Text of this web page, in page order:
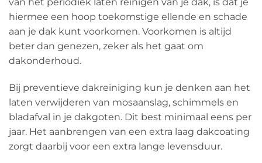
hiermee een hoop toekomstige ellende en schade
aan je dak kunt voorkomen. Voorkomen is altijd
beter dan genezen, zeker als het gaat om
dakonderhoud.
Bij preventieve dakreiniging kun je denken aan het
laten verwijderen van mosaanslag, schimmels en
bladafval in je dakgoten. Dit best minimaal eens per
jaar. Het aanbrengen van een extra laag dakcoating
zorgt daarbij voor een extra lange levensduur.